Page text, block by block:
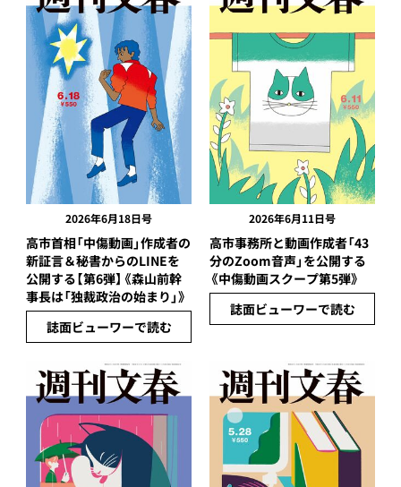
2026年6月18日号
高市首相「中傷動画」作成者の
新証言＆秘書からのLINEを
公開する【第6弾】《森山前幹
事長は「独裁政治の始まり」》
誌面ビューワーで読む
2026年6月11日号
高市事務所と動画作成者「43
分のZoom音声」を公開する
《中傷動画スクープ第5弾》
誌面ビューワーで読む